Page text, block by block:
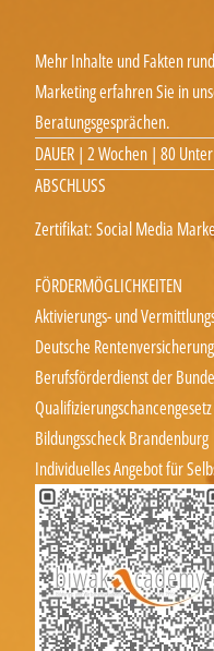
Mehr Inhalte und Fakten
Marketing erfahren Sie in
Beratungsgesprächen.
DAUER | 2 Wochen | 80
ABSCHLUSS
Zertifikat: Social Media
FÖRDERMÖGLICHKEITEN
Aktivierungs- und
Deutsche Rentenversicherung
Berufsförderdienst der
Qualifizierungschancengesetz
Bildungsscheck Brandenburg
Individuelles Angebot für